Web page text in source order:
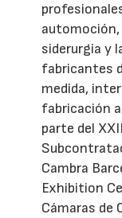
automoción,
siderurgia y
fabricantes
medida,
fabricación
parte del
Cambra
Exhibition
Cámaras de